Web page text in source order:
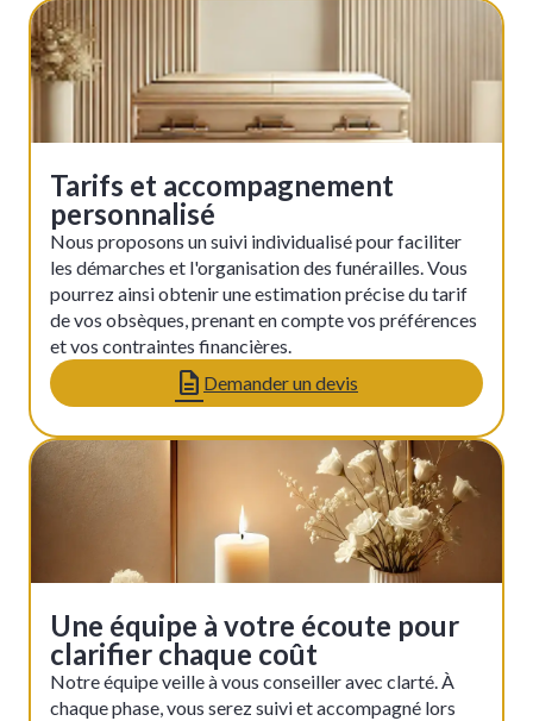
Tarifs et accompagnement
personnalisé
Nous proposons un suivi individualisé pour faciliter
les démarches et l'organisation des funérailles. Vous
pourrez ainsi obtenir une estimation précise du tarif
de vos obsèques, prenant en compte vos préférences
et vos contraintes financières.
Demander un devis
Une équipe à votre écoute pour
clarifier chaque coût
Notre équipe veille à vous conseiller avec clarté. À
chaque phase, vous serez suivi et accompagné lors